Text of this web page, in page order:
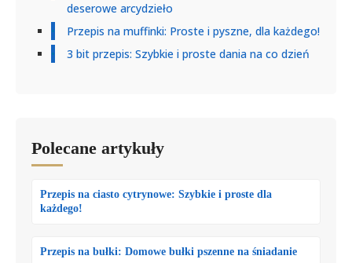
deserowe arcydzieło
Przepis na muffinki: Proste i pyszne, dla każdego!
3 bit przepis: Szybkie i proste dania na co dzień
Polecane artykuły
Przepis na ciasto cytrynowe: Szybkie i proste dla
każdego!
Przepis na bułki: Domowe bułki pszenne na śniadanie